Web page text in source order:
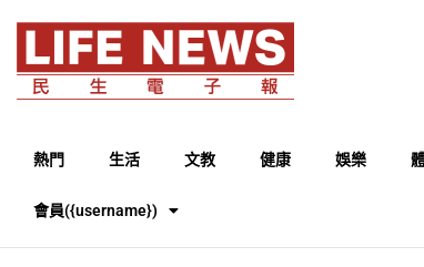
熱門 生活 文教 健康 娛樂
會員({username})